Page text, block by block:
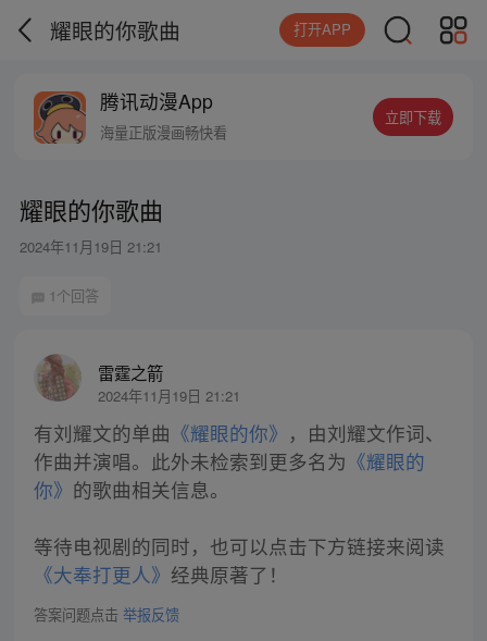
耀眼的你歌曲 打开APP
腾讯动漫App
海量正版漫画畅快看
立即下载
耀眼的你歌曲
2024年11月19日 21:21
1个回答
雷霆之箭
2024年11月19日 21:21
有刘耀文的单曲 《耀眼的你》 ，由刘耀文作词、
作曲并演唱。此外未检索到更多名为 《耀眼的
你》 的歌曲相关信息。
等待电视剧的同时，也可以点击下方链接来阅读
《大奉打更人》 经典原著了！
答案问题点击 举报反馈